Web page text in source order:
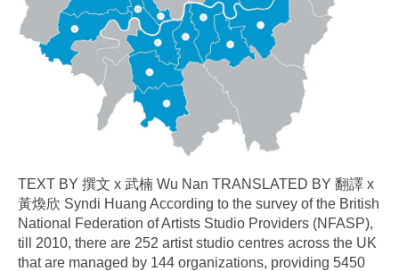
TEXT BY 撰文 x 武楠 Wu Nan TRANSLATED BY 翻譯 x
黃煥欣 Syndi Huang According to the survey of the British
National Federation of Artists Studio Providers (NFASP),
till 2010, there are 252 artist studio centres across the UK
that are managed by 144 organizations, providing 5450